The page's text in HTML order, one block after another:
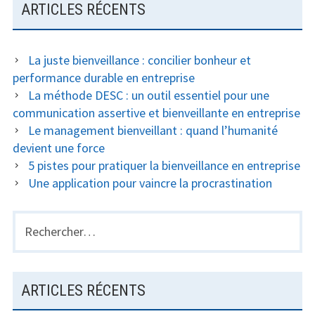
ARTICLES RÉCENTS
La juste bienveillance : concilier bonheur et
performance durable en entreprise
La méthode DESC : un outil essentiel pour une
communication assertive et bienveillante en entreprise
Le management bienveillant : quand l’humanité
devient une force
5 pistes pour pratiquer la bienveillance en entreprise
Une application pour vaincre la procrastination
Rechercher :
ARTICLES RÉCENTS